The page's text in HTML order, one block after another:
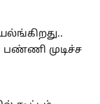
முடிச்ச